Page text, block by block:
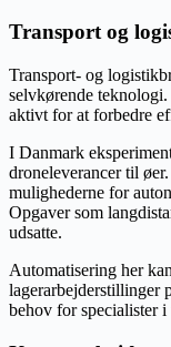
Transport og
Transport- og
selvkørende teknologi.
aktivt for at forbedre
I Danmark
droneleverancer til
mulighederne for
Opgaver som
udsatte.
Automatisering her
lagerarbejderstillinger
behov for specialister